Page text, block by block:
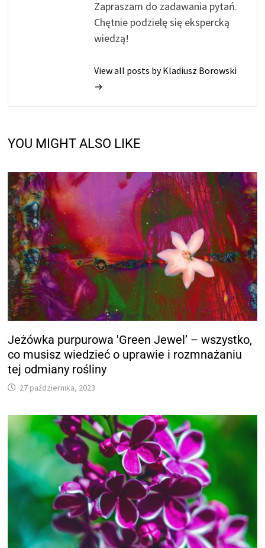
Zapraszam do zadawania pytań.
Chętnie podzielę się ekspercką
wiedzą!
View all posts by Kladiusz Borowski
→
YOU MIGHT ALSO LIKE
Jeżówka purpurowa 'Green Jewel’ – wszystko,
co musisz wiedzieć o uprawie i rozmnażaniu
tej odmiany rośliny
27 października, 2023